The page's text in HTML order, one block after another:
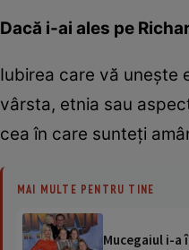
Dacă i-ai ales pe
Iubirea care vă unește
vârsta, etnia sau
cea în care sunteți
MAI MULTE PENTRU TINE
Mucegaiul i-a